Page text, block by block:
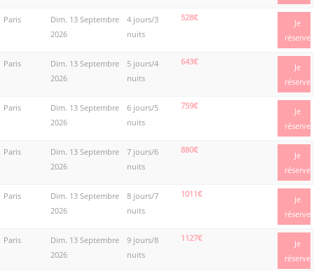
Paris
Dim. 13 Septembre
2026
4 jours/3
nuits
528€
Je
réserve
Paris
Dim. 13 Septembre
2026
5 jours/4
nuits
643€
Je
réserve
Paris
Dim. 13 Septembre
2026
6 jours/5
nuits
759€
Je
réserve
Paris
Dim. 13 Septembre
2026
7 jours/6
nuits
880€
Je
réserve
Paris
Dim. 13 Septembre
2026
8 jours/7
nuits
1011€
Je
réserve
Paris
Dim. 13 Septembre
2026
9 jours/8
nuits
1127€
Je
réserve